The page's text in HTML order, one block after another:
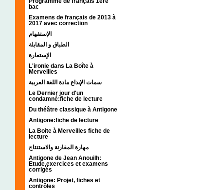
bac
Examens de français de 2013 à
2017 avec correction
الإستفهام
الطباق و المقابلة
الإستعارة
L'ironie dans La Boîte à
Merveilles
سمات الإبداع مادة اللغة العربية
Le Dernier jour d'un
condamné:fiche de lecture
Du théâtre classique à Antigone
Antigone:fiche de lecture
La Boite à Merveilles fiche de
lecture
مهارة المقارنة والاستنتاج
Antigone de Jean Anouilh:
Etude,exercices et examens
corrigés
Antigone: Projet, fiches et
contrôles